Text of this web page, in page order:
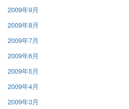
2009年9月
2009年8月
2009年7月
2009年6月
2009年5月
2009年4月
2009年3月